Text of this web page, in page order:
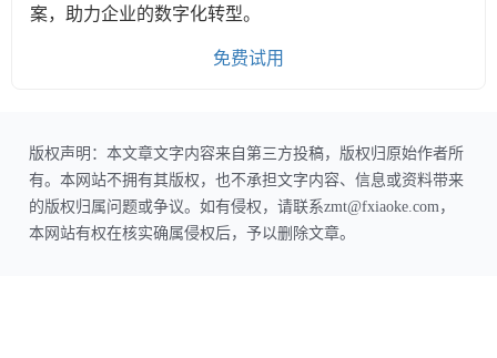
案，助力企业的数字化转型。
免费试用
版权声明：本文章文字内容来自第三方投稿，版权归原始作者所
有。本网站不拥有其版权，也不承担文字内容、信息或资料带来
的版权归属问题或争议。如有侵权，请联系zmt@fxiaoke.com，
本网站有权在核实确属侵权后，予以删除文章。